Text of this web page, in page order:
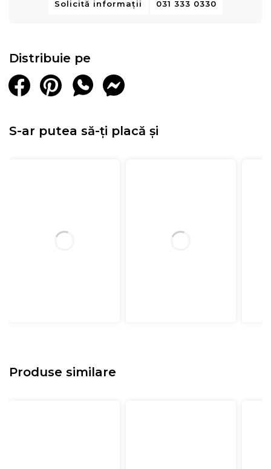
Solicită informații 031 333 0330
Distribuie pe
S-ar putea să-ți placă și
Produse similare